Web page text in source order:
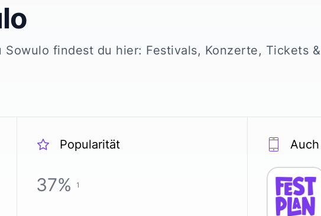
Sowulo findest du hier: Festivals, Konzerte, Tickets
Popularität
37% 1